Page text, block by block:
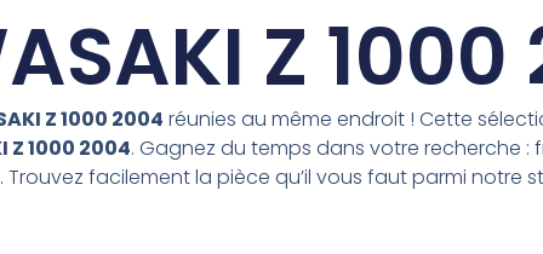
Z
Z 1000 2004 réunies au même endroit ! Cette
Z 1000 2004. Gagnez du temps dans votre recherche :
Trouvez facilement la pièce qu’il vous faut parmi notre